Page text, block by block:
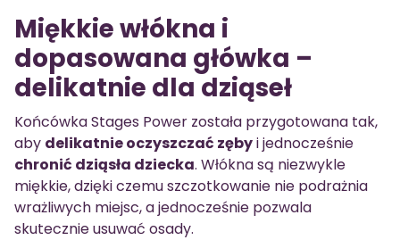
Miękkie włókna i
dopasowana główka –
delikatnie dla dziąseł
Końcówka Stages Power została przygotowana tak,
aby delikatnie oczyszczać zębyi jednocześnie
chronić dziąsła dziecka. Włókna są niezwykle
miękkie, dzięki czemu szczotkowanie nie podrażnia
wrażliwych miejsc, a jednocześnie pozwala
skutecznie usuwać osady.